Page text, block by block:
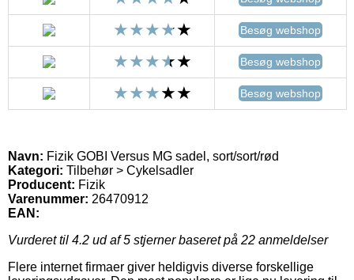
Besøg webshop
Besøg webshop
Besøg webshop
Navn: Fizik GOBI Versus MG sadel, sort/sort/rød
Kategori: Tilbehør > Cykelsadler
Producent: Fizik
Varenummer: 26470912
EAN:
Vurderet til 4.2 ud af 5 stjerner baseret på 22 anmeldelser
Flere internet firmaer giver heldigvis diverse forskellige